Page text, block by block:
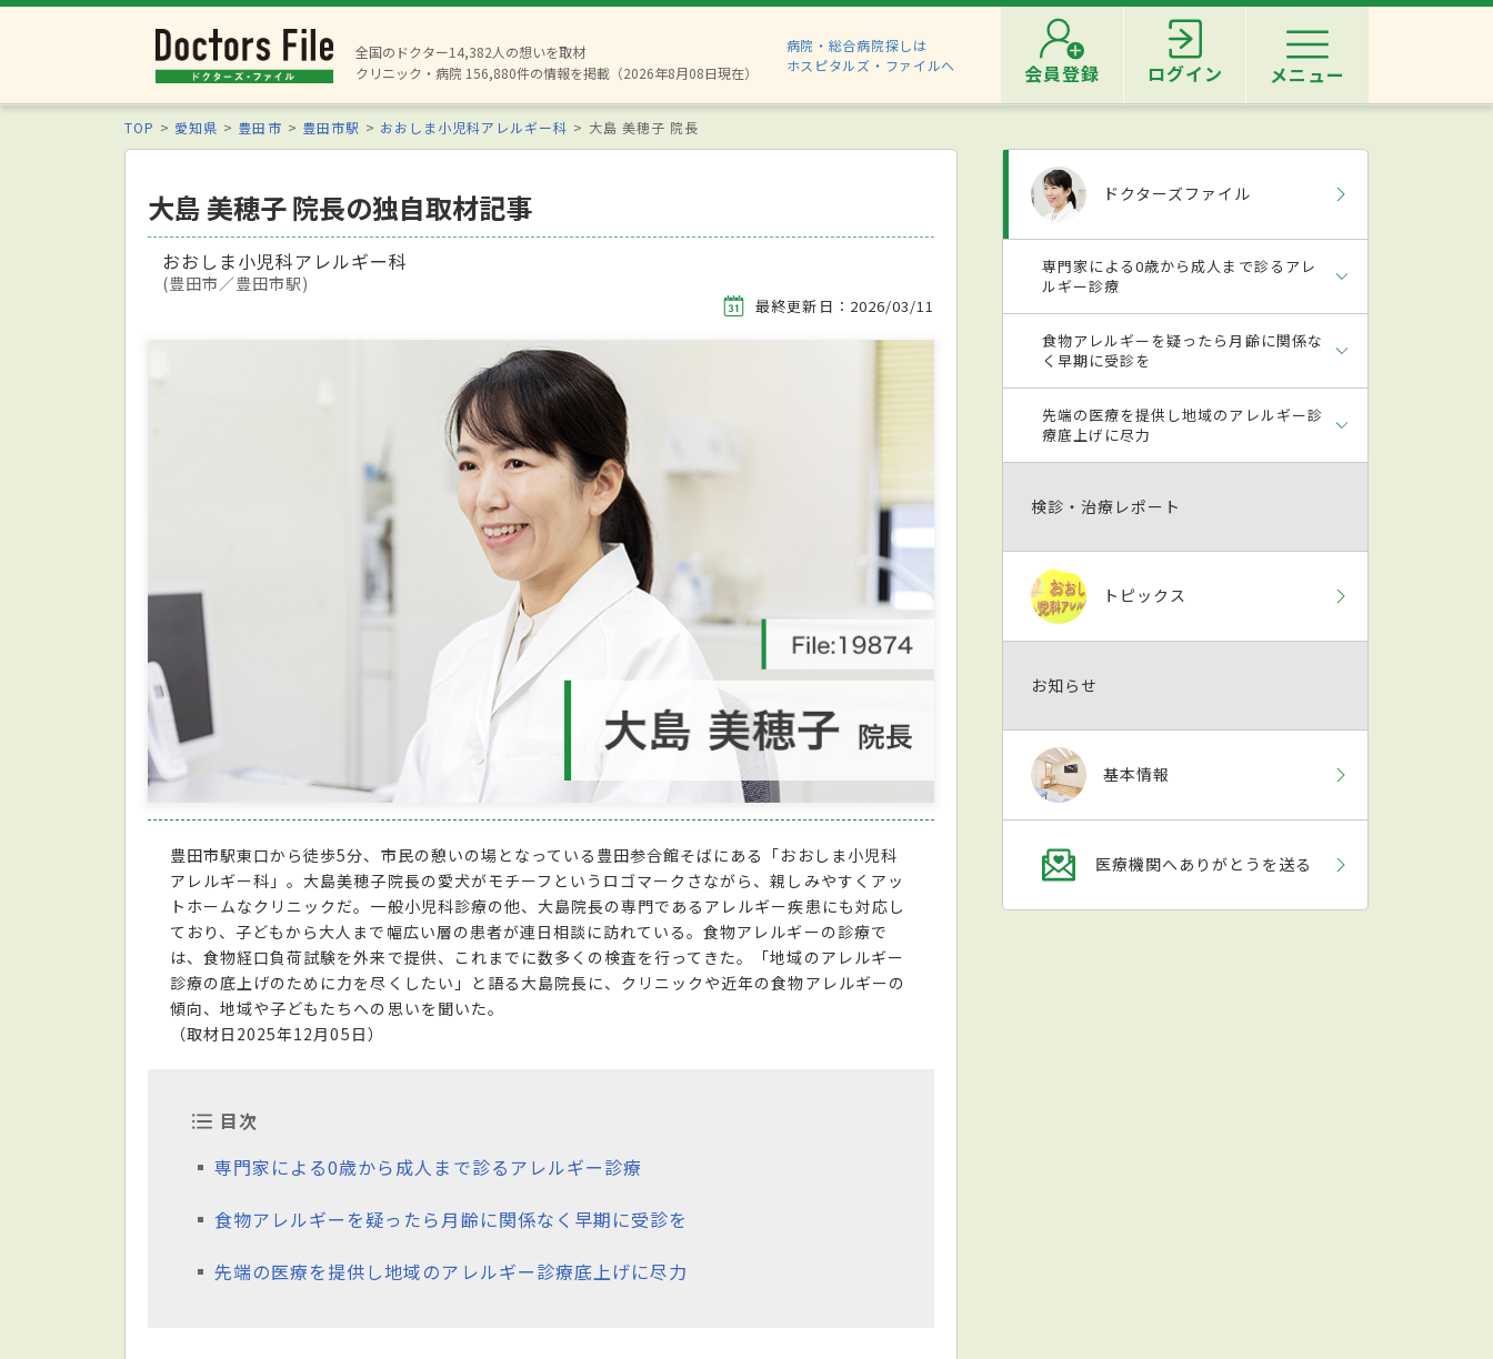
全国のドクター14,382人の想いを取材
クリニック・病院 156,880件の情報を掲載（2026年8月08日現在）
病院・総合病院探しは
ホスピタルズ・ファイルへ
会員登録 ログイン メニュー
TOP 愛知県 豊田市 豊田市駅 おおしま小児科アレルギー科 大島 美穂子 院長
大島 美穂子 院長の独自取材記事
おおしま小児科アレルギー科
(豊田市／豊田市駅)
最終更新日：2026/03/11
豊田市駅東口から徒歩5分、市民の憩いの場となっている豊田参合館そばにある「おおしま小児科
アレルギー科」。大島美穂子院長の愛犬がモチーフというロゴマークさながら、親しみやすくアッ
トホームなクリニックだ。一般小児科診療の他、大島院長の専門であるアレルギー疾患にも対応し
ており、子どもから大人まで幅広い層の患者が連日相談に訪れている。食物アレルギーの診療で
は、食物経口負荷試験を外来で提供、これまでに数多くの検査を行ってきた。「地域のアレルギー
診療の底上げのために力を尽くしたい」と語る大島院長に、クリニックや近年の食物アレルギーの
傾向、地域や子どもたちへの思いを聞いた。
（取材日2025年12月05日）
目次
専門家による0歳から成人まで診るアレルギー診療
食物アレルギーを疑ったら月齢に関係なく早期に受診を
先端の医療を提供し地域のアレルギー診療底上げに尽力
ドクターズファイル
専門家による0歳から成人まで診るアレ
ルギー診療
食物アレルギーを疑ったら月齢に関係な
く早期に受診を
先端の医療を提供し地域のアレルギー診
療底上げに尽力
検診・治療レポート
トピックス
お知らせ
基本情報
医療機関へありがとうを送る